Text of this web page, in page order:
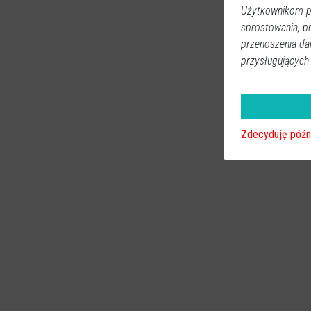
Użytkownikom
sprostowania,
przenoszenia
Zdecyduję